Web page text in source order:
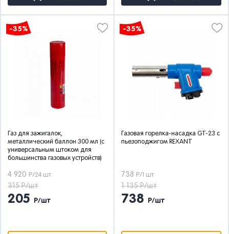
-35%
Газ для зажигалок,
металлический баллон 300 мл (с
универсальным штоком для
большинства газовых устройств)
4 920 Р/24 шт
315 Р/шт
205 Р/шт
-35%
Газовая горелка-насадка GT-23 с
пьезоподжигом REXANT
738 Р/1 шт
1 135 Р/шт
738 Р/шт